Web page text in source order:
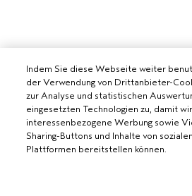
Indem Sie diese Webseite weiter
der Verwendung von Drittanbieter-
zur Analyse und statistischen
eingesetzten Technologien zu, damit
interessenbezogene Werbung sowie
Sharing-Buttons und Inhalte von
Plattformen bereitstellen können.